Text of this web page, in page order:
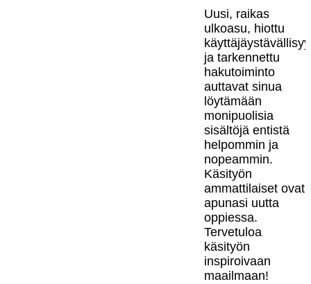
Uusi, raikas
ulkoasu, hiottu
ja tarkennettu
hakutoiminto
auttavat sinua
löytämään
monipuolisia
sisältöjä entistä
helpommin ja
nopeammin.
Käsityön
ammattilaiset ovat
apunasi uutta
oppiessa.
Tervetuloa
käsityön
inspiroivaan
maailmaan!